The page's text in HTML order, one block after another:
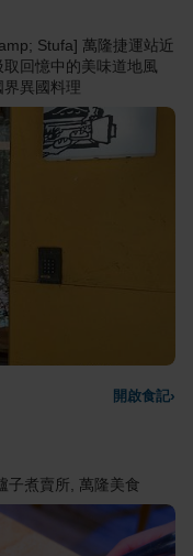
Stufa] 萬隆捷運站近
回憶中的美味道地風
界異國料理
開啟食記›
子煮賣所, 萬隆美食